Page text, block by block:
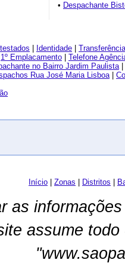
• Despachante
Identidade
1º Emplacamento
Telefone
no Bairro Jardim Paulista|
Rua José Maria Lisboa|
Início Zonas Distritos
as
assume